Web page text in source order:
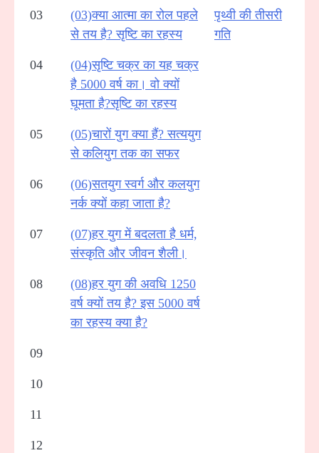
03
(03)क्या आत्मा का रोल पहले
से तय है? सृष्टि का रहस्य
पृथ्वी की तीसरी
गति
04
(04)सृष्टि चक्र का यह चक्र
है 5000 वर्ष का। वो क्यों
घूमता है?सृष्टि का रहस्य
05
(05)चारों युग क्या हैं? सत्ययुग
से कलियुग तक का सफर
06
(06)सतयुग स्वर्ग और कलयुग
नर्क क्यों कहा जाता है?
07
(07)हर युग में बदलता है धर्म,
संस्कृति और जीवन शैली।
08
(08)हर युग की अवधि 1250
वर्ष क्यों तय है? इस 5000 वर्ष
का रहस्य क्या है?
09
10
11
12